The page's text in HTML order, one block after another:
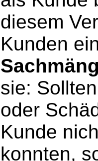
diesem
Kunden
sie:
oder
Kunde
konnten,